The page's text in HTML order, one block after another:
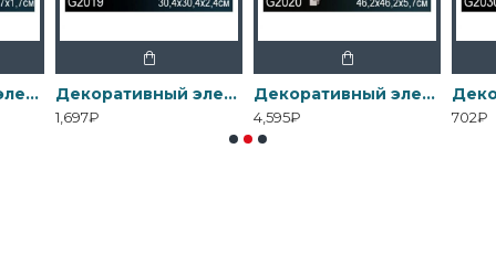
Декоративный элемент G2012 Перфект Декоративный элемент G2019 Перфект
1,697₽
Декоративный элемент G2020 Перфект
4,595₽ 702₽